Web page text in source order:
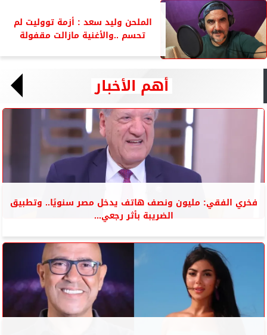
الملحن وليد سعد : أزمة تووليت لم
تحسم ..والأغنية مازالت مقفولة
أهم الأخبار
فخري الفقي: مليون ونصف هاتف يدخل مصر سنويًا.. وتطبيق
الضريبة بأثر رجعي...